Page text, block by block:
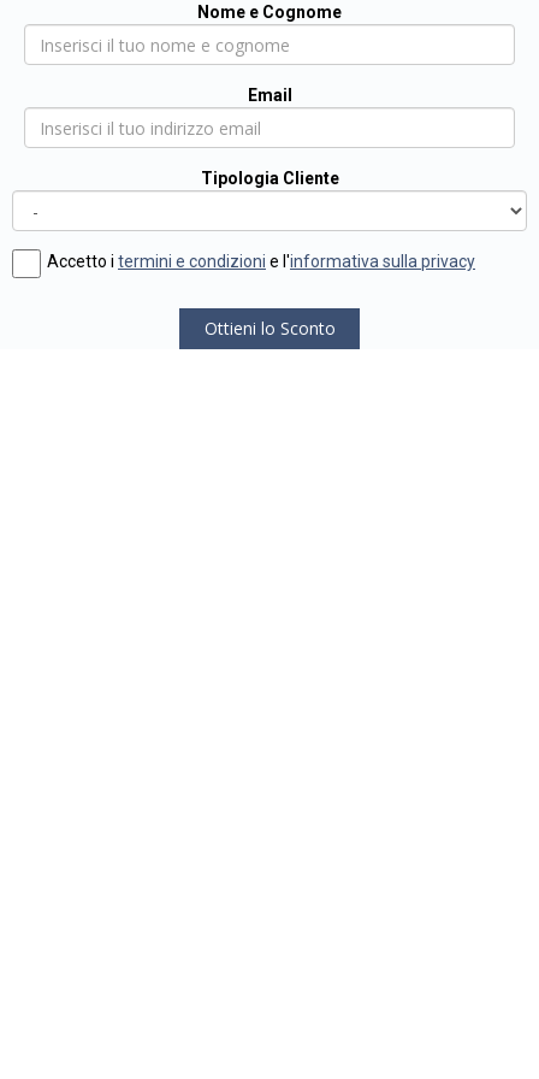
Nome e Cognome
Email
Tipologia Cliente
Accetto i termini e condizioni e l'informativa sulla privacy
Ottieni lo Sconto